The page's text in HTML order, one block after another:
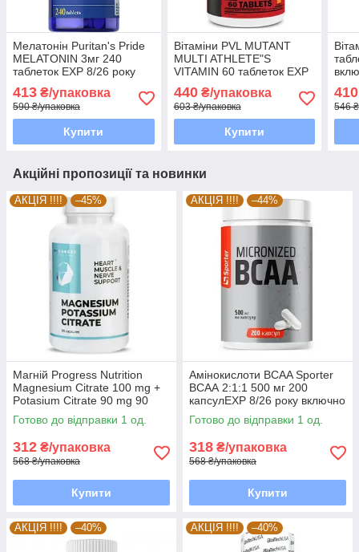
Мелатонін Puritan's Pride
MELATONIN 3мг 240
таблеток EXP 8/26 року
включно
413 ₴/упаковка
590 ₴/упаковка
Купити
Вітаміни PVL MUTANT
MULTI ATHLETE"S
VITAMIN 60 таблеток EXP
9/26 року включно
440₴/упаковка
603 ₴/упаковка
Купити
410
546
Акційні пропозиції та новинки
АКЦІЯ !!!! –45%
Магній Progress Nutrition
Magnesium Citrate 100 mg +
Potasium Citrate 90 mg 90
капсул EXP 8/26 року
включно
Готово до відправки 1 од.
312 ₴/упаковка
568 ₴/упаковка
Купити
АКЦІЯ !!!! –44%
Амінокислоти BCAA Sporter
ВСАА 2:1:1 500 мг 200
капсулEXP 8/26 року включно
Готово до відправки 1 од.
318 ₴/упаковка
568 ₴/упаковка
Купити
АКЦІЯ !!!! –40% АКЦІЯ !!!! –40%